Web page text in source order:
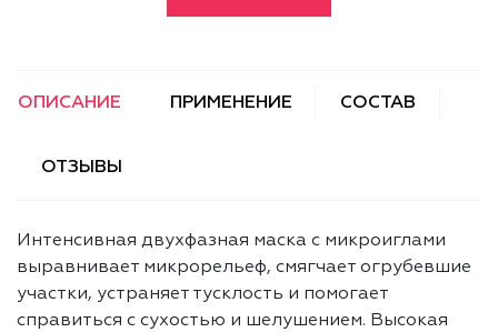
ОПИСАНИЕ ПРИМЕНЕНИЕ СОСТАВ
ОТЗЫВЫ
Интенсивная двухфазная маска с микроиглами
выравнивает микрорельеф, смягчает огрубевшие
участки, устраняет тусклость и помогает
справиться с сухостью и шелушением. Высокая